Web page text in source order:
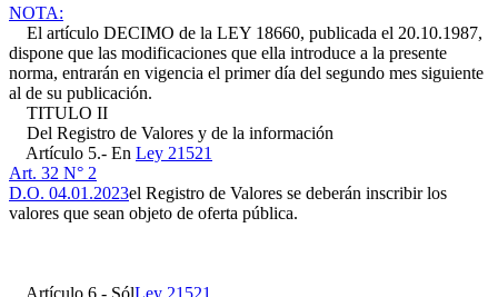
NOTA:
El artículo DECIMO de la LEY 18660, publicada el 20.10.1987,
dispone que las modificaciones que ella introduce a la presente
norma, entrarán en vigencia el primer día del segundo mes siguiente
al de su publicación.
TITULO II
Del Registro de Valores y de la información
Artículo 5.- En Ley 21521
Art. 32 N° 2
D.O. 04.01.2023el Registro de Valores se deberán inscribir los
valores que sean objeto de oferta pública.
Artículo 6.- SólLey 21521